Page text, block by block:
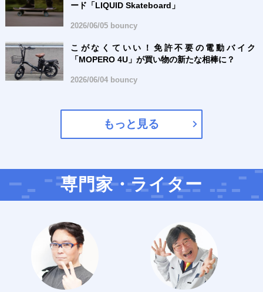
ード「LIQUID Skateboard」
2026/06/05 bouncy
こがなくていい！免許不要の電動バイク
「MOPERO 4U」が買い物の新たな相棒に？
2026/06/04 bouncy
もっと見る
専門家・ライター